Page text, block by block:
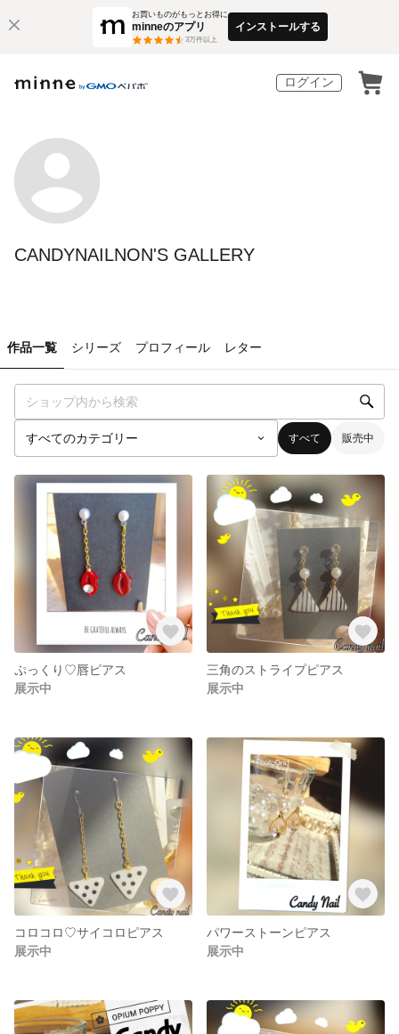
お買いものがもっとお得に
minneのアプリ
3万件以上
インストールする
ログイン
CANDYNAILNON'S GALLERY
作品一覧 シリーズ プロフィール レター
すべて 販売中
ぷっくり♡唇ピアス
展示中
三角のストライプピアス
展示中
コロコロ♡サイコロピアス
展示中
パワーストーンピアス
展示中